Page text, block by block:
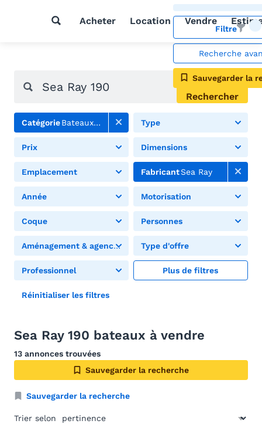
Acheter Location Vendre
Filtre
Recherche
Sauvegarder la
Rechercher
CatégorieBateaux à moteur Type
Prix Dimensions
Emplacement FabricantSea Ray
Année Motorisation
Coque Personnes
Aménagement & agencement Type d'offre
Professionnel Plus de filtres
Réinitialiser les filtres
Sea Ray 190 bateaux à vendre
13 annonces trouvées
Sauvegarder la recherche
Sauvegarder la recherche
Trier selon